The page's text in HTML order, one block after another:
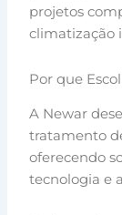
projetos
climatização
Por que
A Newar
tratamento
oferecendo
tecnologia e